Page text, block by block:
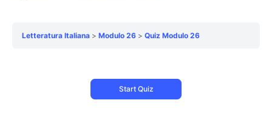
Letteratura Italiana Modulo 26 Quiz Modulo 26